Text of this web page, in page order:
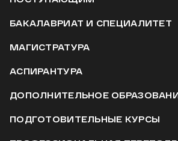
БАКАЛАВРИАТ И СПЕЦИАЛИТЕТ
МАГИСТРАТУРА
АСПИРАНТУРА
ДОПОЛНИТЕЛЬНОЕ
ПОДГОТОВИТЕЛЬНЫЕ КУРСЫ